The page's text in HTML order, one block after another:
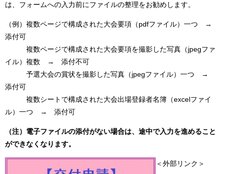
は、フォームへの入力前にファイルの整理をお勧めします。
（例）複数ページで構成された大会要項（pdfファイル）一つ →
添付可
複数ページで構成された大会要項を撮影した写真（jpegファ
イル）複数 → 添付不可
予選大会の賞状を撮影した写真（jpegファイル）一つ →
添付可
複数シートで構成された大会出場登録者名簿（excelファイ
ル）一つ → 添付可
（注）電子ファイルの添付がない場合は、途中で入力を進めること
ができなくなります。
＜外部リンク＞